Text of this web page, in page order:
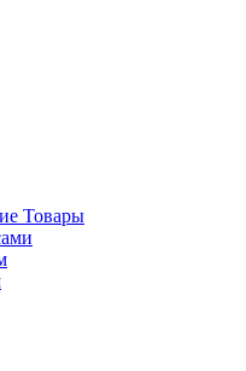
Товары